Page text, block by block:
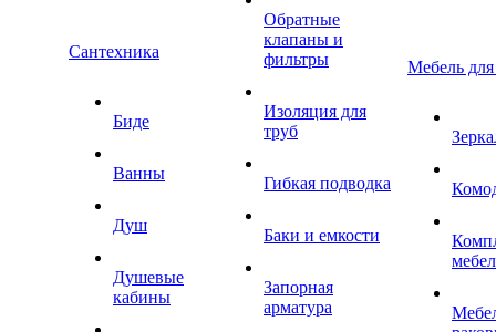
Сантехника
Биде
Ванны
Душ
Душевые
кабины
Обратные
клапаны и
фильтры
Изоляция для
труб
Гибкая подводка
Баки и емкости
Запорная
арматура
Мебель